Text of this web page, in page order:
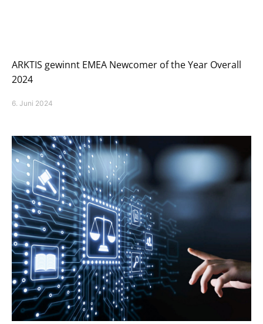
ARKTIS gewinnt EMEA Newcomer of the Year Overall
2024
6. Juni 2024